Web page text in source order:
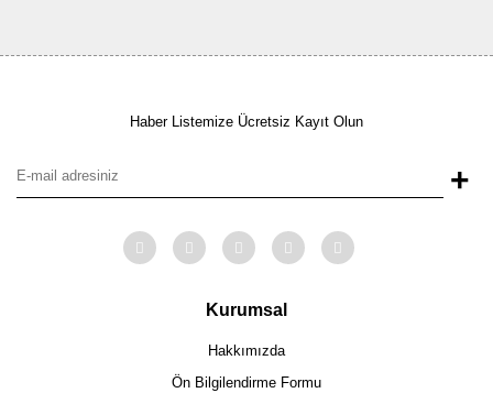
Haber Listemize Ücretsiz Kayıt Olun
+
Kurumsal
Hakkımızda
Ön Bilgilendirme Formu